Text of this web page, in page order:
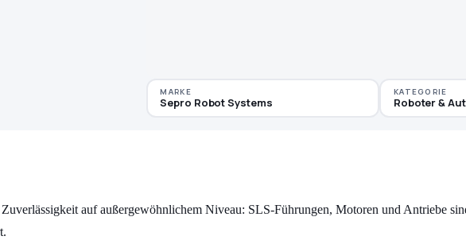
MARKE
Sepro Robot Systems
KATEGORIE
Roboter &
auf außergewöhnlichem Niveau: SLS-Führungen, Motoren und Antriebe